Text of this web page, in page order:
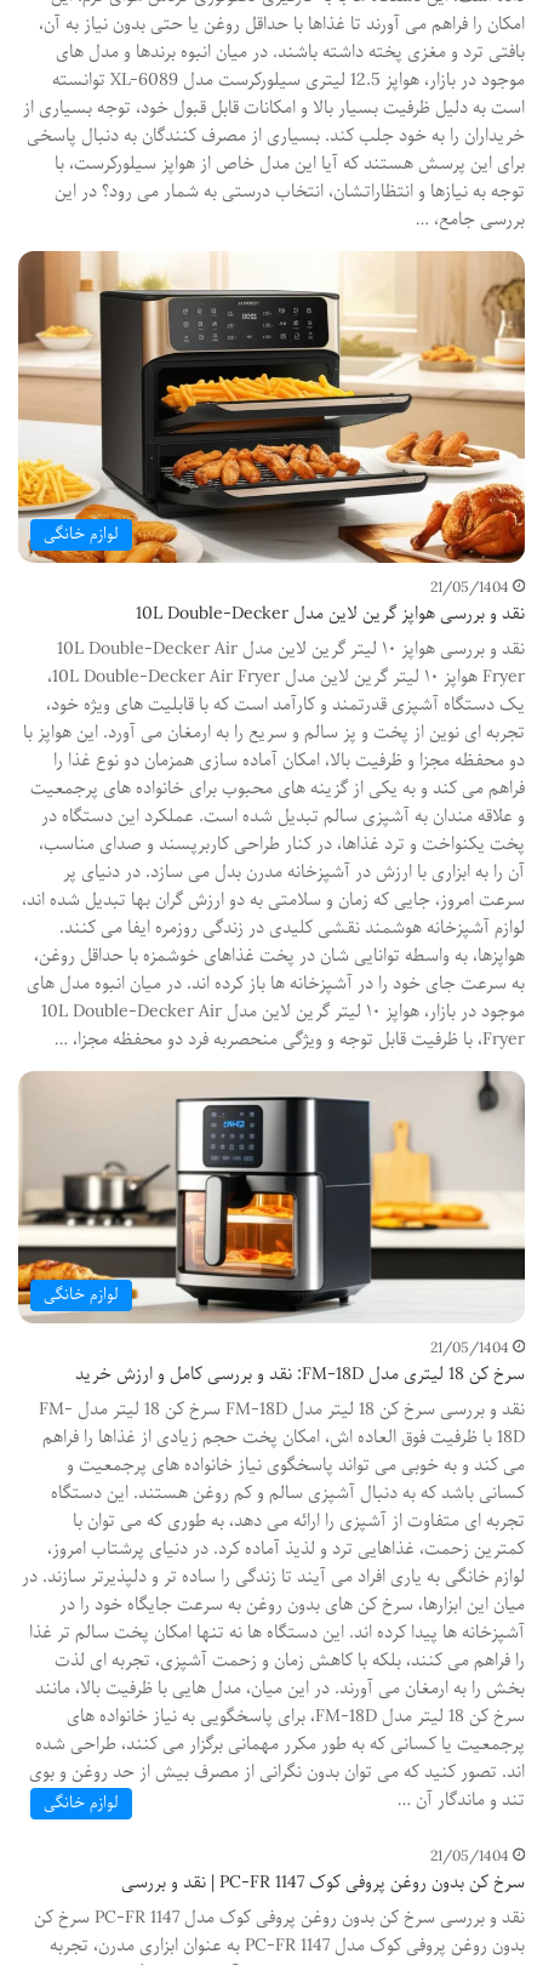
امکان را فراهم می آورند تا غذاها با حداقل روغن یا حتی بدون نیاز به آن،
بافتی ترد و مغزی پخته داشته باشند. در میان انبوه برندها و مدل های
موجود در بازار، هواپز 12.5 لیتری سیلورکرست مدل XL-6089 توانسته
است به دلیل ظرفیت بسیار بالا و امکانات قابل قبول خود، توجه بسیاری از
خریداران را به خود جلب کند. بسیاری از مصرف کنندگان به دنبال پاسخی
برای این پرسش هستند که آیا این مدل خاص از هواپز سیلورکرست، با
توجه به نیازها و انتظاراتشان، انتخاب درستی به شمار می رود؟ در این
بررسی جامع، …
لوازم خانگی
21/05/1404
نقد و بررسی هواپز گرین لاین مدل 10L Double-Decker
نقد و بررسی هواپز ۱۰ لیتر گرین لاین مدل 10L Double-Decker Air
Fryer هواپز ۱۰ لیتر گرین لاین مدل 10L Double-Decker Air Fryer،
یک دستگاه آشپزی قدرتمند و کارآمد است که با قابلیت های ویژه خود،
تجربه ای نوین از پخت و پز سالم و سریع را به ارمغان می آورد. این هواپز با
دو محفظه مجزا و ظرفیت بالا، امکان آماده سازی همزمان دو نوع غذا را
فراهم می کند و به یکی از گزینه های محبوب برای خانواده های پرجمعیت
و علاقه مندان به آشپزی سالم تبدیل شده است. عملکرد این دستگاه در
پخت یکنواخت و ترد غذاها، در کنار طراحی کاربرپسند و صدای مناسب،
آن را به ابزاری با ارزش در آشپزخانه مدرن بدل می سازد. در دنیای پر
سرعت امروز، جایی که زمان و سلامتی به دو ارزش گران بها تبدیل شده اند،
لوازم آشپزخانه هوشمند نقشی کلیدی در زندگی روزمره ایفا می کنند.
هواپزها، به واسطه توانایی شان در پخت غذاهای خوشمزه با حداقل روغن،
به سرعت جای خود را در آشپزخانه ها باز کرده اند. در میان انبوه مدل های
موجود در بازار، هواپز ۱۰ لیتر گرین لاین مدل 10L Double-Decker Air
Fryer، با ظرفیت قابل توجه و ویژگی منحصربه فرد دو محفظه مجزا، …
لوازم خانگی
21/05/1404
سرخ کن 18 لیتری مدل FM-18D: نقد و بررسی کامل و ارزش خرید
نقد و بررسی سرخ کن 18 لیتر مدل FM-18D سرخ کن 18 لیتر مدل FM-
18D با ظرفیت فوق العاده اش، امکان پخت حجم زیادی از غذاها را فراهم
می کند و به خوبی می تواند پاسخگوی نیاز خانواده های پرجمعیت و
کسانی باشد که به دنبال آشپزی سالم و کم روغن هستند. این دستگاه
تجربه ای متفاوت از آشپزی را ارائه می دهد، به طوری که می توان با
کمترین زحمت، غذاهایی ترد و لذیذ آماده کرد. در دنیای پرشتاب امروز،
لوازم خانگی به یاری افراد می آیند تا زندگی را ساده تر و دلپذیرتر سازند. در
میان این ابزارها، سرخ کن های بدون روغن به سرعت جایگاه خود را در
آشپزخانه ها پیدا کرده اند. این دستگاه ها نه تنها امکان پخت سالم تر غذا
را فراهم می کنند، بلکه با کاهش زمان و زحمت آشپزی، تجربه ای لذت
بخش را به ارمغان می آورند. در این میان، مدل هایی با ظرفیت بالا، مانند
سرخ کن 18 لیتر مدل FM-18D، برای پاسخگویی به نیاز خانواده های
پرجمعیت یا کسانی که به طور مکرر مهمانی برگزار می کنند، طراحی شده
اند. تصور کنید که می توان بدون نگرانی از مصرف بیش از حد روغن و بوی
تند و ماندگار آن …
لوازم خانگی
21/05/1404
سرخ کن بدون روغن پروفی کوک PC-FR 1147 | نقد و بررسی
نقد و بررسی سرخ کن بدون روغن پروفی کوک مدل PC-FR 1147 سرخ کن
بدون روغن پروفی کوک مدل PC-FR 1147 به عنوان ابزاری مدرن، تجربه